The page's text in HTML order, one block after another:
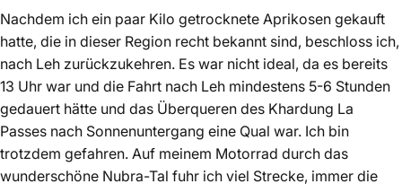
Nachdem ich ein paar Kilo getrocknete Aprikosen gekauft
hatte, die in dieser Region recht bekannt sind, beschloss ich,
nach Leh zurückzukehren. Es war nicht ideal, da es bereits
13 Uhr war und die Fahrt nach Leh mindestens 5-6 Stunden
gedauert hätte und das Überqueren des Khardung La
Passes nach Sonnenuntergang eine Qual war. Ich bin
trotzdem gefahren. Auf meinem Motorrad durch das
wunderschöne Nubra-Tal fuhr ich viel Strecke, immer die